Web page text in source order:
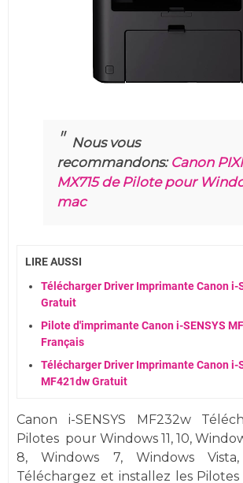
Nous vous
recommandons: Canon
MX715 de Pilote pour
mac
LIRE AUSSI
Télécharger Driver Imprimante Canon i-
Gratuit
Pilote d'imprimante Canon i-SENSYS
Français
Télécharger Driver Imprimante Canon i-
MF421dw Gratuit
Canon i-SENSYS MF232w
Pilotes pour Windows 11, 10,
8, Windows 7, Windows
Téléchargez et installez les